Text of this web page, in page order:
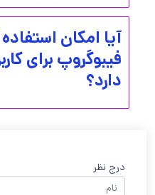
آیا امکان
فیبوگروپ برای
دارد؟
درج نظر